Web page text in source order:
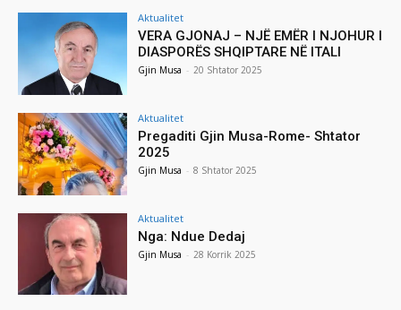
Aktualitet
VERA GJONAJ – NJË EMËR I NJOHUR I
DIASPORËS SHQIPTARE NË ITALI
Gjin Musa - 20 Shtator 2025
Aktualitet
Pregaditi Gjin Musa-Rome- Shtator
2025
Gjin Musa - 8 Shtator 2025
Aktualitet
Nga: Ndue Dedaj
Gjin Musa - 28 Korrik 2025